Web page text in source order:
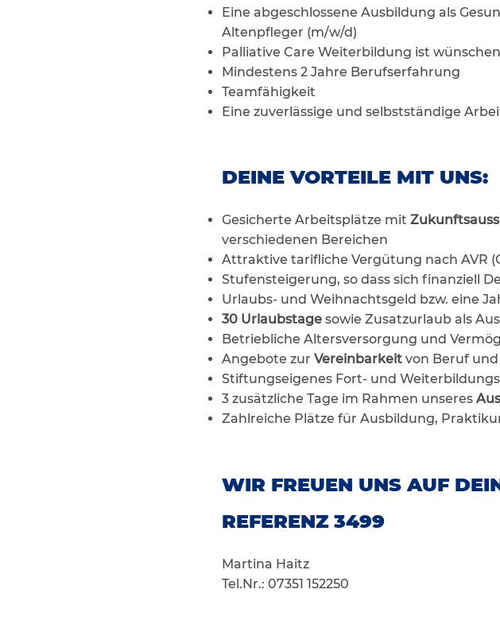
Eine abgeschlossene Ausbildung als
Altenpfleger (m/w/d)
Palliative Care Weiterbildung ist
Mindestens 2 Jahre Berufserfahrung
Teamfähigkeit
Eine zuverlässige und selbstständige
DEINE VORTEILE MIT UNS:
Gesicherte Arbeitsplätze mit
verschiedenen Bereichen
Attraktive tarifliche Vergütung nach AVR
Stufensteigerung, so dass sich finanziell
Urlaubs- und Weihnachtsgeld bzw. eine
30 Urlaubstage sowie Zusatzurlaub als
Betriebliche Altersversorgung und
Angebote zur Vereinbarkeit von Beruf
Stiftungseigenes Fort- und
3 zusätzliche Tage im Rahmen unseres
Zahlreiche Plätze für Ausbildung,
WIR FREUEN UNS AUF
REFERENZ 3499
Martina Haitz
Tel.Nr.: 07351 152250